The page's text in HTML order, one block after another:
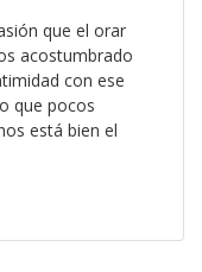
que el orar
acostumbrado
con ese
que pocos
está bien el